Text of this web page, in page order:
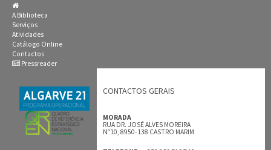
A Biblioteca
Serviços
Atividades
Catálogo Online
Contactos
Pressreader
CONTACTOS GERAIS
MORADA
RUA DR. JOSÉ ALVES MOREIRA
Nº10, 8950-138 CASTRO MARIM